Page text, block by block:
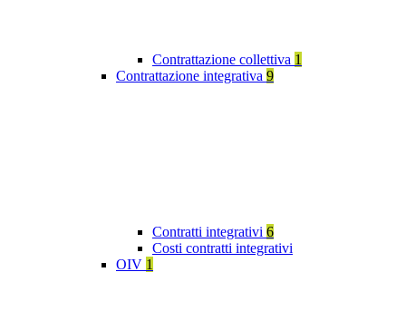
Contrattazione collettiva 1
Contrattazione integrativa 9
Contratti integrativi 6
Costi contratti integrativi
OIV 1